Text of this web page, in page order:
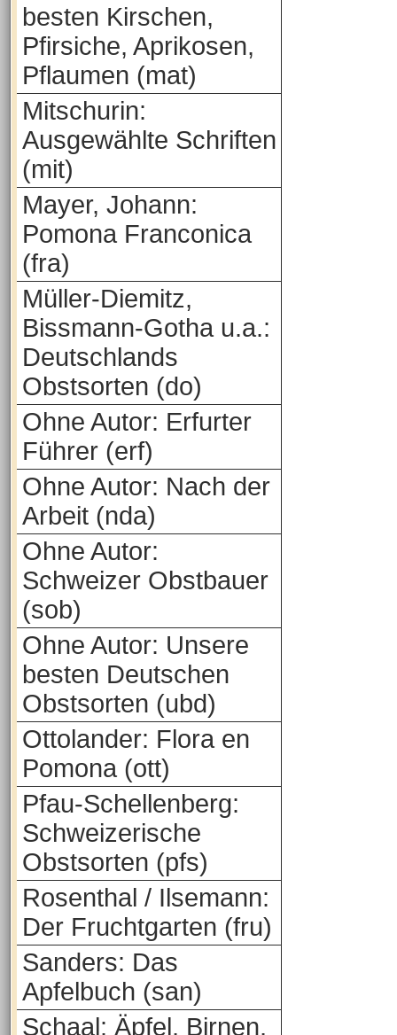
besten Kirschen,
Pfirsiche, Aprikosen,
Pflaumen (mat)
Mitschurin:
Ausgewählte Schriften
(mit)
Mayer, Johann:
Pomona Franconica
(fra)
Müller-Diemitz,
Bissmann-Gotha u.a.:
Deutschlands
Obstsorten (do)
Ohne Autor: Erfurter
Führer (erf)
Ohne Autor: Nach der
Arbeit (nda)
Ohne Autor:
Schweizer Obstbauer
(sob)
Ohne Autor: Unsere
besten Deutschen
Obstsorten (ubd)
Ottolander: Flora en
Pomona (ott)
Pfau-Schellenberg:
Schweizerische
Obstsorten (pfs)
Rosenthal / Ilsemann:
Der Fruchtgarten (fru)
Sanders: Das
Apfelbuch (san)
Schaal: Äpfel, Birnen,